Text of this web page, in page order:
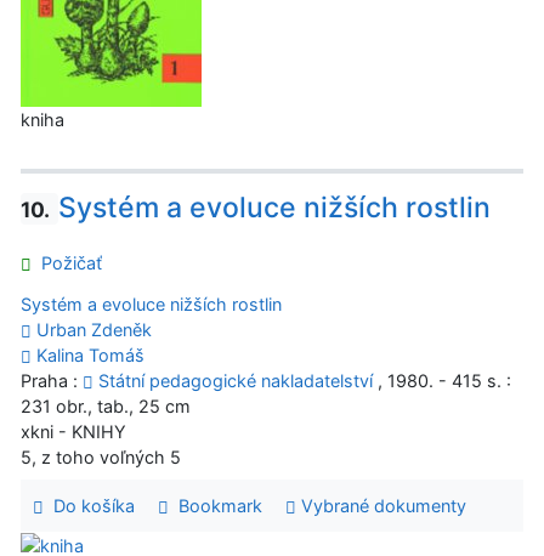
kniha
10. Systém a evoluce nižších rostlin
Požičať
Systém a evoluce nižších rostlin
Urban Zdeněk
Kalina Tomáš
Praha :
Státní pedagogické nakladatelství, 1980. - 415 s. :
231 obr., tab., 25 cm
xkni - KNIHY
5, z toho voľných 5
Do košíka Bookmark Vybrané dokumenty